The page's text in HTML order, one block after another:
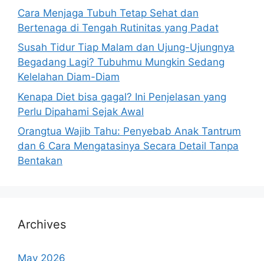
Cara Menjaga Tubuh Tetap Sehat dan
Bertenaga di Tengah Rutinitas yang Padat
Susah Tidur Tiap Malam dan Ujung-Ujungnya
Begadang Lagi? Tubuhmu Mungkin Sedang
Kelelahan Diam-Diam
Kenapa Diet bisa gagal? Ini Penjelasan yang
Perlu Dipahami Sejak Awal
Orangtua Wajib Tahu: Penyebab Anak Tantrum
dan 6 Cara Mengatasinya Secara Detail Tanpa
Bentakan
Archives
May 2026